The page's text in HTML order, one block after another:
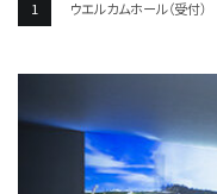
ウエルカムホール（受付）